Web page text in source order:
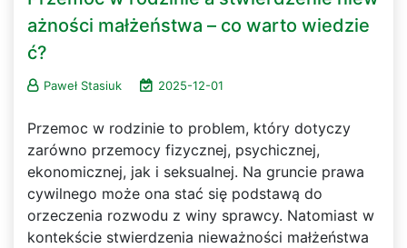
ażności małżeństwa – co warto wiedzie
ć?
Paweł Stasiuk 2025-12-01
Przemoc w rodzinie to problem, który dotyczy
zarówno przemocy fizycznej, psychicznej,
ekonomicznej, jak i seksualnej. Na gruncie prawa
cywilnego może ona stać się podstawą do
orzeczenia rozwodu z winy sprawcy. Natomiast w
kontekście stwierdzenia nieważności małżeństwa